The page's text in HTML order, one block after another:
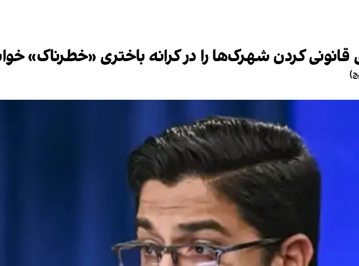
قانونی کردن شهرک‌ها را در کرانه باختری «خطرناک»